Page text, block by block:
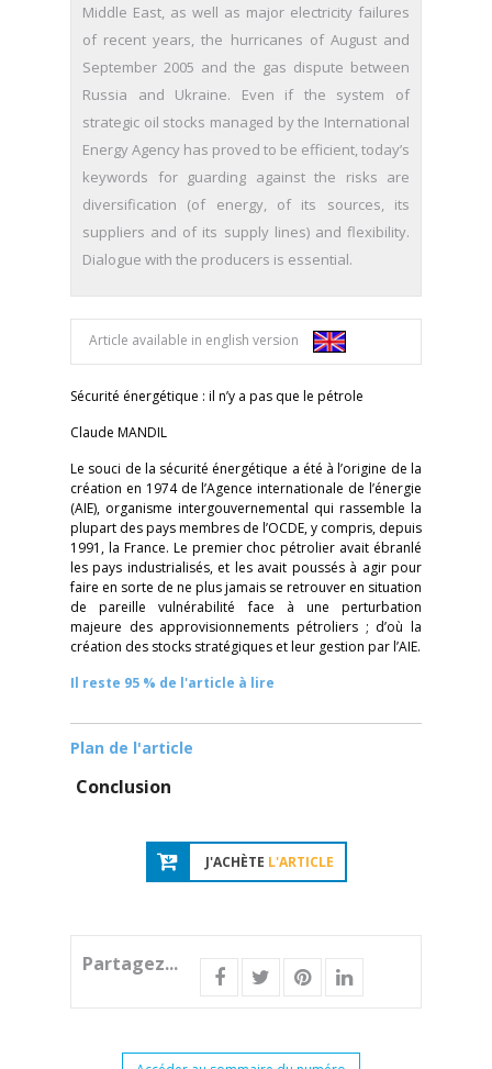
Middle East, as well as major electricity failures
of recent years, the hurricanes of August and
September 2005 and the gas dispute between
Russia and Ukraine. Even if the system of
strategic oil stocks managed by the International
Energy Agency has proved to be efficient, today’s
keywords for guarding against the risks are
diversification (of energy, of its sources, its
suppliers and of its supply lines) and flexibility.
Dialogue with the producers is essential.
Article available in english version
Sécurité énergétique : il n’y a pas que le pétrole
Claude MANDIL
Le souci de la sécurité énergétique a été à l’origine de la
création en 1974 de l’Agence internationale de l’énergie
(AIE), organisme intergouvernemental qui rassemble la
plupart des pays membres de l’OCDE, y compris, depuis
1991, la France. Le premier choc pétrolier avait ébranlé
les pays industrialisés, et les avait poussés à agir pour
faire en sorte de ne plus jamais se retrouver en situation
de pareille vulnérabilité face à une perturbation
majeure des approvisionnements pétroliers ; d’où la
création des stocks stratégiques et leur gestion par l’AIE.
Il reste 95 % de l'article à lire
Plan de l'article
Conclusion
J'ACHÈTE L'ARTICLE
Partagez...